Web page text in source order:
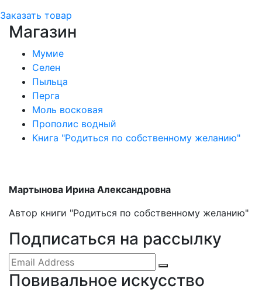
Заказать товар
Магазин
Мумие
Селен
Пыльца
Перга
Моль восковая
Прополис водный
Книга "Родиться по собственному желанию"
Мартынова Ирина Александровна
Автор книги "Родиться по собственному желанию"
Подписаться на рассылку
Повивальное искусство